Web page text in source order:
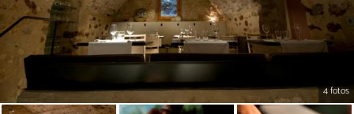
4 fotos